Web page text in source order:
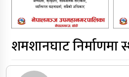
शमशानघाट निर्माणमा